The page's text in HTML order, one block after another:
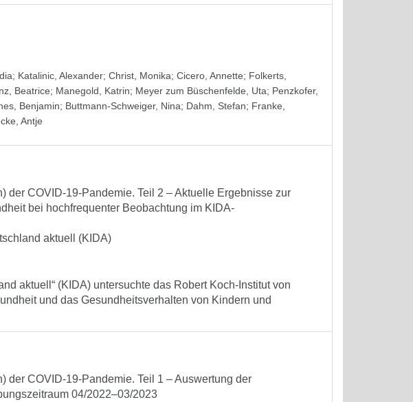
; Katalinic, Alexander; Christ, Monika; Cicero, Annette; Folkerts,
Beatrice; Manegold, Katrin; Meyer zum Büschenfelde, Uta; Penzkofer,
Benjamin; Buttmann-Schweiger, Nina; Dahm, Stefan; Franke,
Antje
der COVID-19-Pandemie. Teil 2 – Aktuelle Ergebnisse zur
bei hochfrequenter Beobachtung im KIDA-
aktuell (KIDA)
aktuell“ (KIDA) untersuchte das Robert Koch-Institut von
und das Gesundheitsverhalten von Kindern und
der COVID-19-Pandemie. Teil 1 – Auswertung der
04/2022–03/2023